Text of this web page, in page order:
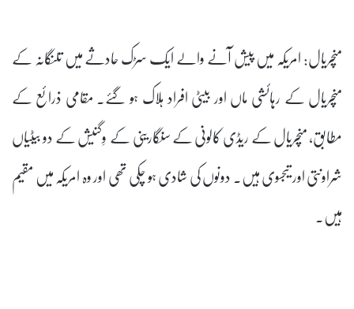
منچریال: امریکہ میں پیش آنے والے ایک سڑک حادثے میں تلنگانہ کے
منچریال کے رہائشی ماں اور بیٹی افراد ہلاک ہو گئے۔ مقامی ذرائع کے
مطابق، منچریال کے ریڈی کالونی کے سنگارینی کے وِگنیش کے دو بیٹیاں
شراونتی اور تیجسوی ہیں۔ دونوں کی شادی ہو چکی تھی اور وہ امریکہ میں مقیم
ہیں۔